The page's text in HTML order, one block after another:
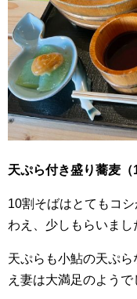
天ぷら付き盛り蕎麦（
10割そばはとてもコ
わえ、少しもらいまし
天ぷらも小鮎の天ぷ
え妻は大満足のようで